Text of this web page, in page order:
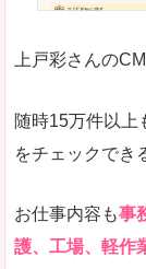
詳しい説明
人気度
上戸彩さんの
随時15万件以上
をチェックでき
お仕事内容も事
護、工場、軽作